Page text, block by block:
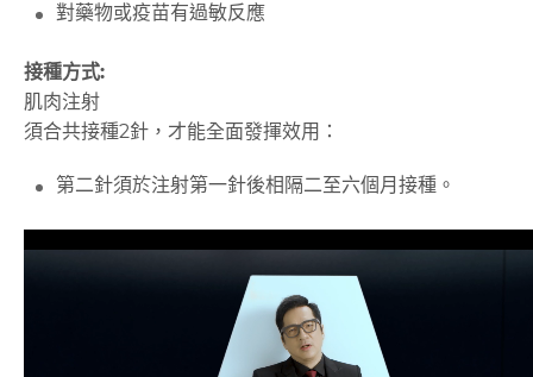
對藥物或疫苗有過敏反應
接種方式:
肌肉注射
須合共接種2針，才能全面發揮效用：
第二針須於注射第一針後相隔二至六個月接種。